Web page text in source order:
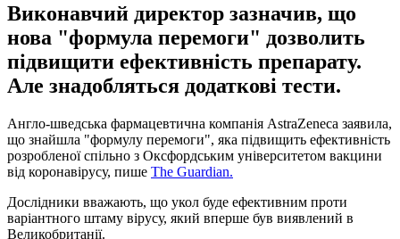
Виконавчий директор зазначив, що
нова "формула перемоги" дозволить
підвищити ефективність препарату.
Але знадобляться додаткові тести.
Англо-шведська фармацевтична компанія AstraZeneca заявила,
що знайшла "формулу перемоги", яка підвищить ефективність
розробленої спільно з Оксфордським університетом вакцини
від коронавірусу, пише The Guardian.
Дослідники вважають, що укол буде ефективним проти
варіантного штаму вірусу, який вперше був виявлений в
Великобританії.